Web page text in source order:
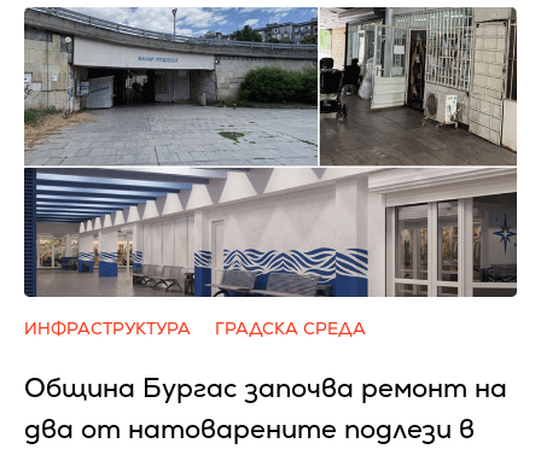
ИНФРАСТРУКТУРА ГРАДСКА СРЕДА
Община Бургас започва ремонт на
два от натоварените подлези в